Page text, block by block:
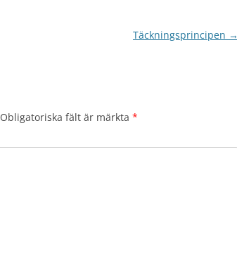
Täckningsprincipen →
Obligatoriska fält är märkta *